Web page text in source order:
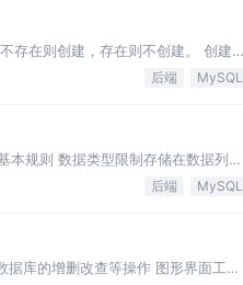
存在则创建，存在则不创建。 创建
后端 MySQL
本规则 数据类型限制存储在数据列列
后端 MySQL
库的增删改查等操作 图形界面工具